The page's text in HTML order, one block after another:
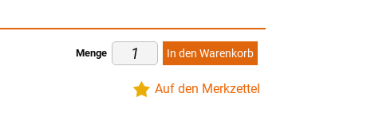
Menge In den Warenkorb
Auf den Merkzettel